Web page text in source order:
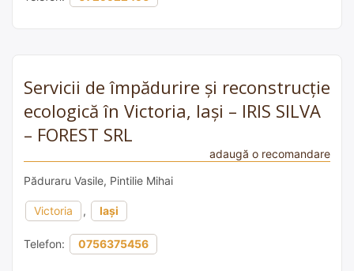
Servicii de împădurire și reconstrucție
ecologică în Victoria, Iași – IRIS SILVA
– FOREST SRL
adaugă o recomandare
Păduraru Vasile, Pintilie Mihai
Victoria , Iași
Telefon: 0756375456